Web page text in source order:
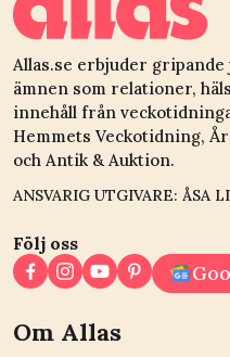
Allas.se erbjuder
ämnen som relationer,
innehåll från
Hemmets Veckotidning,
och Antik & Auktion.
ANSVARIG UTGIVARE: ÅSA
Följ oss
Om Allas